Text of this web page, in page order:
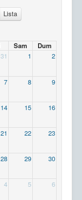
Lista
Sam
Dum
31 1 2
7 8 9
14 15 16
21 22 23
28 29 30
4 5 6